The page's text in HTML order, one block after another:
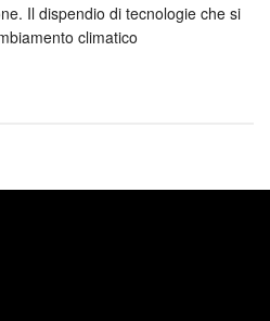
Il dispendio di tecnologie che si
climatico